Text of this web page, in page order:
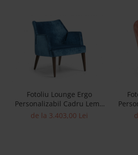
Fotoliu Lounge Ergo
Personalizabil Cadru Lemn
Masiv Tapiterie Stofa
de la 3.403,00 Lei